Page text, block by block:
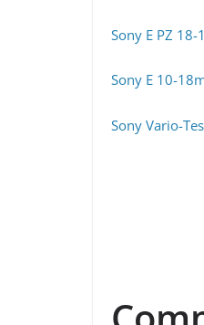
Sony E PZ 18-
Sony E 10-
Sony Vario-